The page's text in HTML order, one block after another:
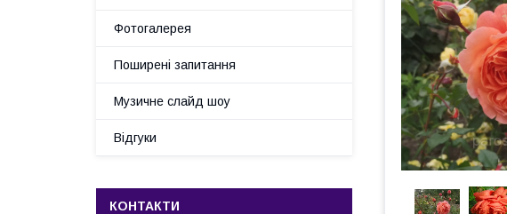
Фотогалерея
Поширені запитання
Музичне слайд шоу
Відгуки
КОНТАКТИ